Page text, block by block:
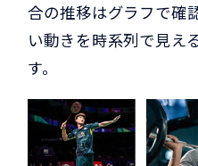
合の推移はグラフで確
い動きを時系列で見え
す。